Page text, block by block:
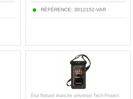
RÉFÉRENCE: 3012152-VAR
Étui flottant étanche universel Tech-Protect